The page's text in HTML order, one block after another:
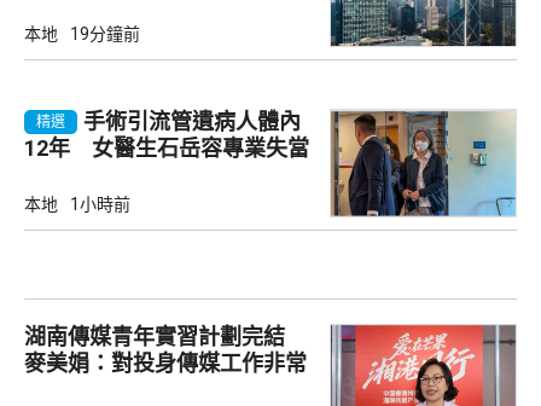
本地 19分鐘前
精選
手術引流管遺病人體內
12年 女醫生石岳容專業失當
本地 1小時前
湖南傳媒青年實習計劃完結
麥美娟：對投身傳媒工作非常